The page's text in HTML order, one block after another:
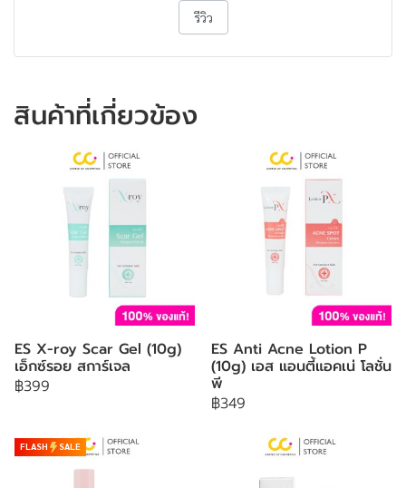
รีวิว
สินค้าที่เกี่ยวข้อง
ES X-roy Scar Gel (10g)
เอ็กซ์รอย สการ์เจล
฿399
ES Anti Acne Lotion P
(10g) เอส แอนตี้แอคเน่ โลชั่น
พี
฿349
FLASH SALE